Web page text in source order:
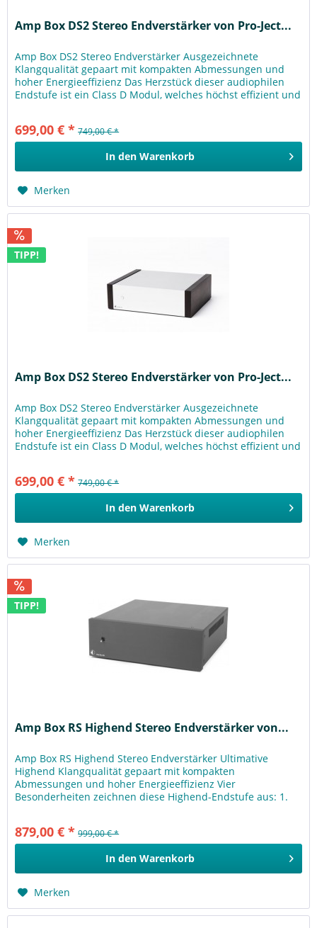
Amp Box DS2 Stereo Endverstärker von Pro-Ject...
Amp Box DS2 Stereo Endverstärker Ausgezeichnete
Klangqualität gepaart mit kompakten Abmessungen und
hoher Energieeffizienz Das Herzstück dieser audiophilen
Endstufe ist ein Class D Modul, welches höchst effizient und
699,00 € * 749,00 € *
In den Warenkorb
Merken
TIPP!
Amp Box DS2 Stereo Endverstärker von Pro-Ject...
Amp Box DS2 Stereo Endverstärker Ausgezeichnete
Klangqualität gepaart mit kompakten Abmessungen und
hoher Energieeffizienz Das Herzstück dieser audiophilen
Endstufe ist ein Class D Modul, welches höchst effizient und
699,00 € * 749,00 € *
In den Warenkorb
Merken
TIPP!
Amp Box RS Highend Stereo Endverstärker von...
Amp Box RS Highend Stereo Endverstärker Ultimative
Highend Klangqualität gepaart mit kompakten
Abmessungen und hoher Energieeffizienz Vier
Besonderheiten zeichnen diese Highend-Endstufe aus: 1.
879,00 € * 999,00 € *
In den Warenkorb
Merken